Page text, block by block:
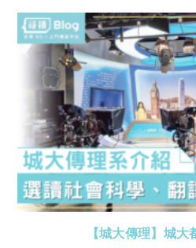
【城大傳理】城大